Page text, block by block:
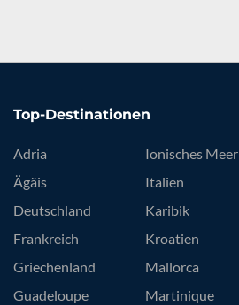
Top-Destinationen
Adria
Ägäis
Deutschland
Frankreich
Griechenland
Guadeloupe
Ionisches Meer
Italien
Karibik
Kroatien
Mallorca
Martinique